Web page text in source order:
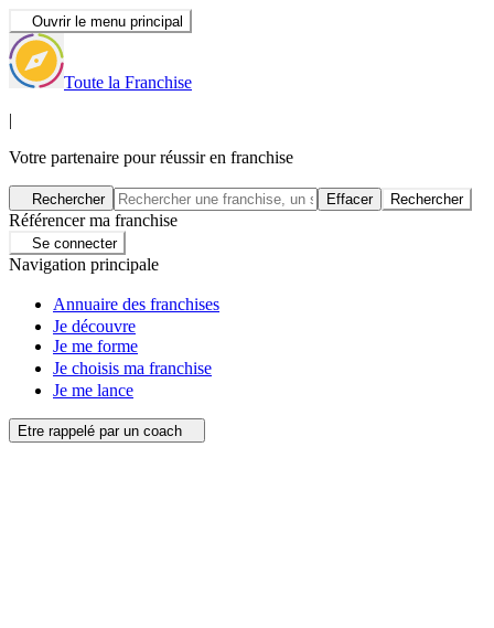
Ouvrir le menu principal
Toute la Franchise
|
Votre partenaire pour réussir en franchise
Rechercher Effacer Rechercher
Référencer ma franchise
Se connecter
Navigation principale
Annuaire des franchises
Je découvre
Je me forme
Je choisis ma franchise
Je me lance
Etre rappelé par un coach